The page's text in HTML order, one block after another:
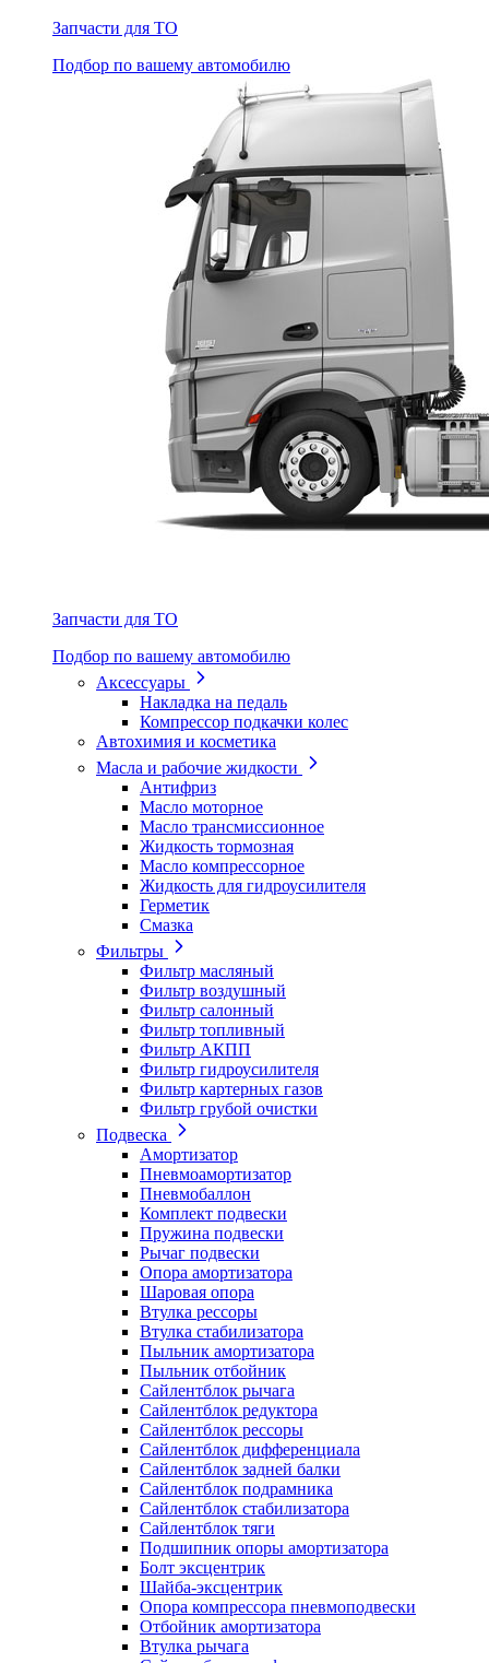
Запчасти для ТО
Подбор по вашему автомобилю
Запчасти для ТО
Подбор по вашему автомобилю
Аксессуары
Накладка на педаль
Компрессор подкачки колес
Автохимия и косметика
Масла и рабочие жидкости
Антифриз
Масло моторное
Масло трансмиссионное
Жидкость тормозная
Масло компрессорное
Жидкость для гидроусилителя
Герметик
Смазка
Фильтры
Фильтр масляный
Фильтр воздушный
Фильтр салонный
Фильтр топливный
Фильтр АКПП
Фильтр гидроусилителя
Фильтр картерных газов
Фильтр грубой очистки
Подвеска
Амортизатор
Пневмоамортизатор
Пневмобаллон
Комплект подвески
Пружина подвески
Рычаг подвески
Опора амортизатора
Шаровая опора
Втулка рессоры
Втулка стабилизатора
Пыльник амортизатора
Пыльник отбойник
Сайлентблок рычага
Сайлентблок редуктора
Сайлентблок рессоры
Сайлентблок дифференциала
Сайлентблок задней балки
Сайлентблок подрамника
Сайлентблок стабилизатора
Сайлентблок тяги
Подшипник опоры амортизатора
Болт эксцентрик
Шайба-эксцентрик
Опора компрессора пневмоподвески
Отбойник амортизатора
Втулка рычага